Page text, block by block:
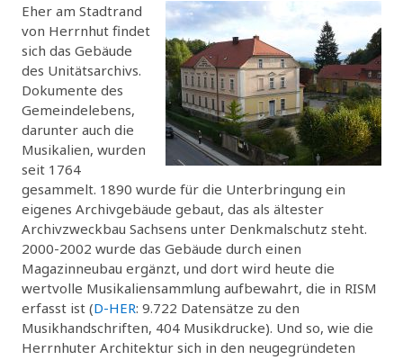
Eher am Stadtrand
von Herrnhut findet
sich das Gebäude
des Unitätsarchivs.
Dokumente des
Gemeindelebens,
darunter auch die
Musikalien, wurden
seit 1764
gesammelt. 1890 wurde für die Unterbringung ein
eigenes Archivgebäude gebaut, das als ältester
Archivzweckbau Sachsens unter Denkmalschutz steht.
2000-2002 wurde das Gebäude durch einen
Magazinneubau ergänzt, und dort wird heute die
wertvolle Musikaliensammlung aufbewahrt, die in RISM
erfasst ist (D-HER: 9.722 Datensätze zu den
Musikhandschriften, 404 Musikdrucke). Und so, wie die
Herrnhuter Architektur sich in den neugegründeten